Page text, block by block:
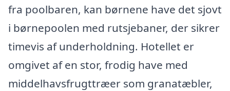
fra poolbaren, kan børnene have det sjovt
i børnepoolen med rutsjebaner, der sikrer
timevis af underholdning. Hotellet er
omgivet af en stor, frodig have med
middelhavsfrugttræer som granatæbler,